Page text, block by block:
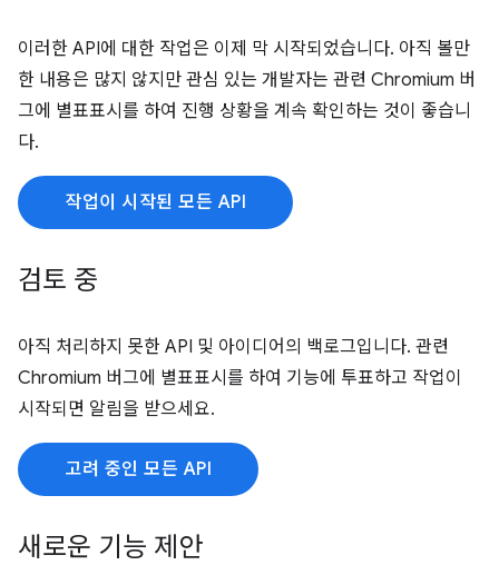
이러한 API에 대한 작업은 이제 막 시작되었습니다. 아직 볼만
한 내용은 많지 않지만 관심 있는 개발자는 관련 Chromium 버
그에 별표표시를 하여 진행 상황을 계속 확인하는 것이 좋습니
다.
작업이 시작된 모든 API
검토 중
아직 처리하지 못한 API 및 아이디어의 백로그입니다. 관련
Chromium 버그에 별표표시를 하여 기능에 투표하고 작업이
시작되면 알림을 받으세요.
고려 중인 모든 API
새로운 기능 제안